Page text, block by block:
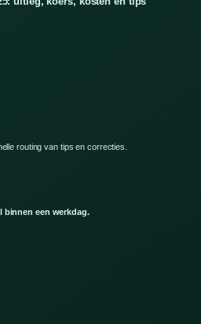
routing van tips en correcties.
binnen een werkdag.